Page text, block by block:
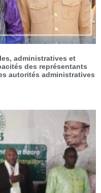
administratives et
des représentants
autorités administratives